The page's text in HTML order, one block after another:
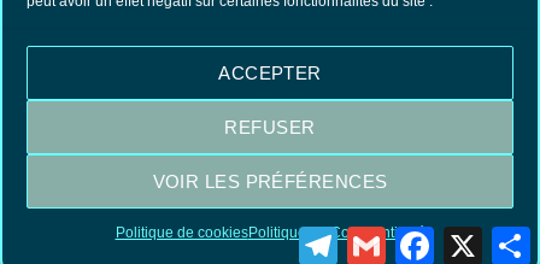
ACCEPTER
REFUSER
VOIR LES PRÉFÉRENCES
Politique de cookiesPolitique de Confidentialité
Détachant Cuir
16.90€ TTC
PANIER
Visa MasterCardPayPal
TelegramGmail Facebook